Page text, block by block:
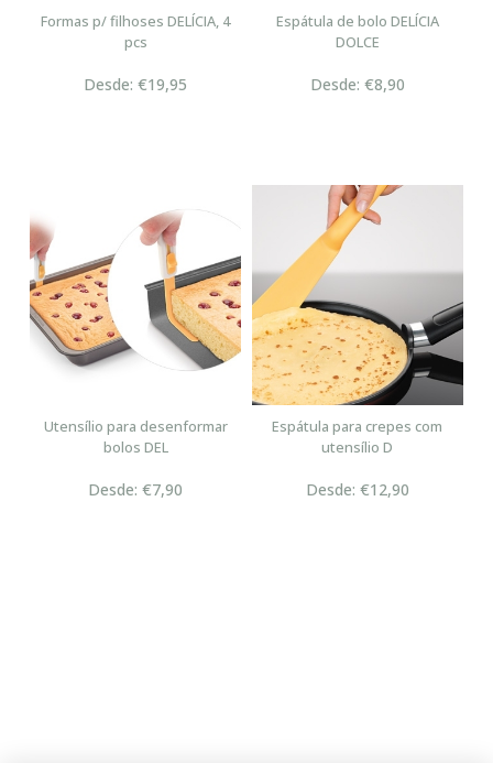
Formas p/ filhoses DELÍCIA, 4
pcs
Desde: €19,95
Espátula de bolo DELÍCIA
DOLCE
Desde: €8,90
Utensílio para desenformar
bolos DEL
Desde: €7,90
Espátula para crepes com
utensílio D
Desde: €12,90